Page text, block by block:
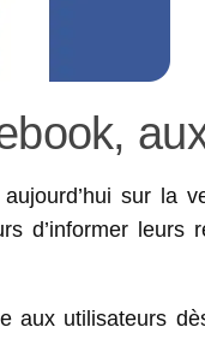
sur la
d’informer leurs
aux utilisateurs